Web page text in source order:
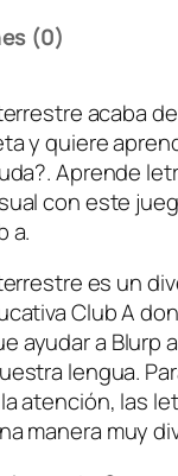
(0)
acaba
y quiere
Aprende
con este
a.
es un
Club A
ayudar a Blurp
lengua.
atención, las
manera muy